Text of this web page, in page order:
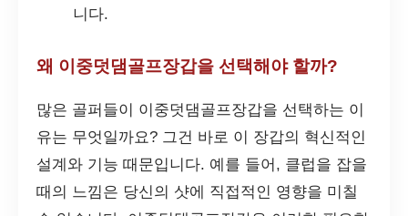
니다.
왜 이중덧댐골프장갑을 선택해야 할까?
많은 골퍼들이 이중덧댐골프장갑을 선택하는 이
유는 무엇일까요? 그건 바로 이 장갑의 혁신적인
설계와 기능 때문입니다. 예를 들어, 클럽을 잡을
때의 느낌은 당신의 샷에 직접적인 영향을 미칠